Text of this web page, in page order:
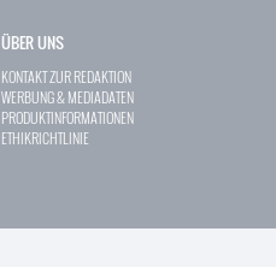
ÜBER UNS
KONTAKT ZUR REDAKTION
WERBUNG & MEDIADATEN
PRODUKTINFORMATIONEN
ETHIKRICHTLINIE